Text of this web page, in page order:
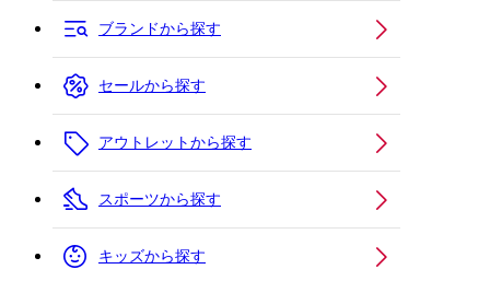
ブランドから探す
セールから探す
アウトレットから探す
スポーツから探す
キッズから探す